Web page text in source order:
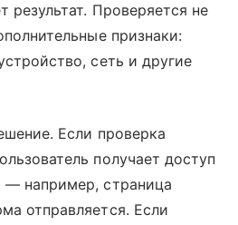
результат. Проверяется не
признаки:
сеть и другие
Если проверка
получает доступ
например, страница
отправляется. Если